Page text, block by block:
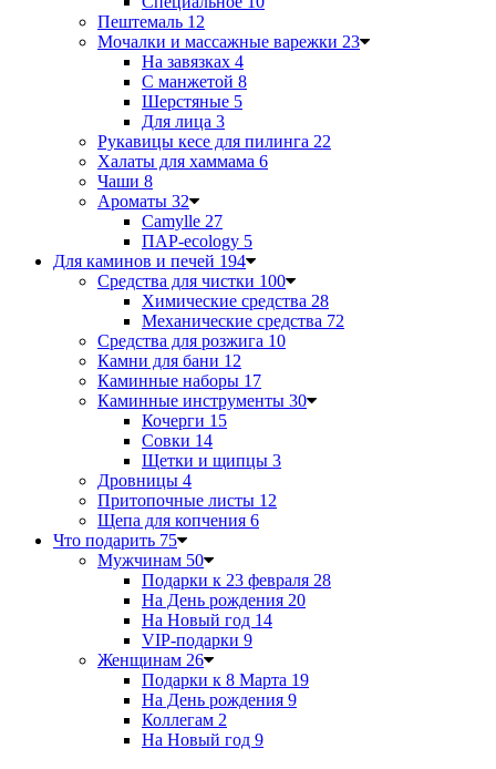
Пештемаль 12
Мочалки и массажные варежки 23
На завязках 4
С манжетой 8
Шерстяные 5
Для лица 3
Рукавицы кесе для пилинга 22
Халаты для хаммама 6
Чаши 8
Ароматы 32
Camylle 27
ПАР-ecology 5
Для каминов и печей 194
Средства для чистки 100
Химические средства 28
Механические средства 72
Средства для розжига 10
Камни для бани 12
Каминные наборы 17
Каминные инструменты 30
Кочерги 15
Совки 14
Щетки и щипцы 3
Дровницы 4
Притопочные листы 12
Щепа для копчения 6
Что подарить 75
Мужчинам 50
Подарки к 23 февраля 28
На День рождения 20
На Новый год 14
VIP-подарки 9
Женщинам 26
Подарки к 8 Марта 19
На День рождения 9
Коллегам 2
На Новый год 9